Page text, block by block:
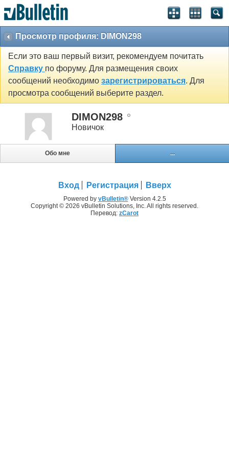
Просмотр профиля: DIMON298
Если это ваш первый визит, рекомендуем почитать
Справку по форуму. Для размещения своих
сообщений необходимо зарегистрироваться. Для
просмотра сообщений выберите раздел.
DIMON298
Новичок
Обо мне ...
Вход Регистрация Вверх
Powered by vBulletin®Version 4.2.5
Copyright © 2026 vBulletin Solutions, Inc. All rights reserved.
Перевод: zCarot